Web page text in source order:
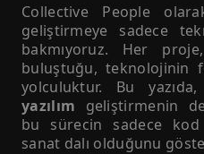
Collective People
geliştirmeye sadece
bakmıyoruz. Her
buluştuğu, teknolojinin
yolculuktur. Bu
yazılım geliştirmenin
bu sürecin sadece
sanat dalı olduğunu